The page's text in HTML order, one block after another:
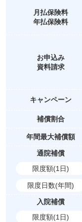
月払保険料
年払保険料
お申込み
資料請求
キャンペーン
補償割合
年間最大補償額
通院補償
限度額(1日)
限度日数(年間)
入院補償
限度額(1日)